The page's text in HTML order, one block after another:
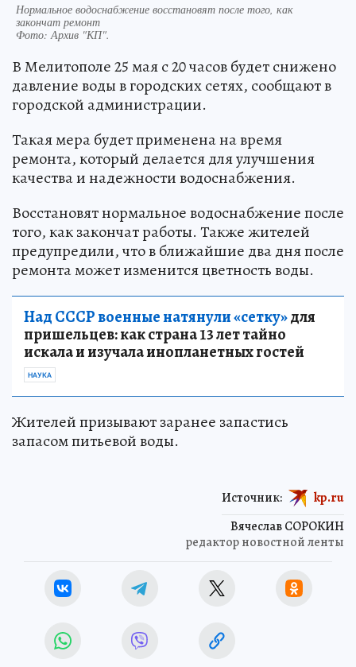
Нормальное водоснабжение восстановят после того, как
закончат ремонт
Фото: Архив "КП".
В Мелитополе 25 мая с 20 часов будет снижено
давление воды в городских сетях, сообщают в
городской администрации.
Такая мера будет применена на время
ремонта, который делается для улучшения
качества и надежности водоснабжения.
Восстановят нормальное водоснабжение после
того, как закончат работы. Также жителей
предупредили, что в ближайшие два дня после
ремонта может изменится цветность воды.
Над СССР военные натянули «сетку»для
пришельцев: как страна 13 лет тайно
искала и изучала инопланетных гостей
НАУКА
Жителей призывают заранее запастись
запасом питьевой воды.
Вячеслав СОРОКИН
редактор новостной ленты
Источник: kp.ru